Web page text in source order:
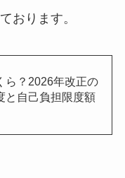
おります。
ら？2026年改正の
と自己負担限度額